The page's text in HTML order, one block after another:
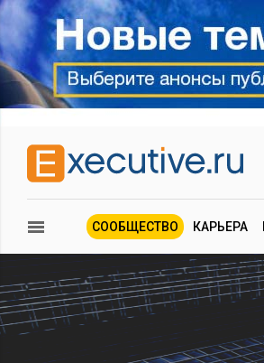
СООБЩЕСТВО КАРЬЕРА